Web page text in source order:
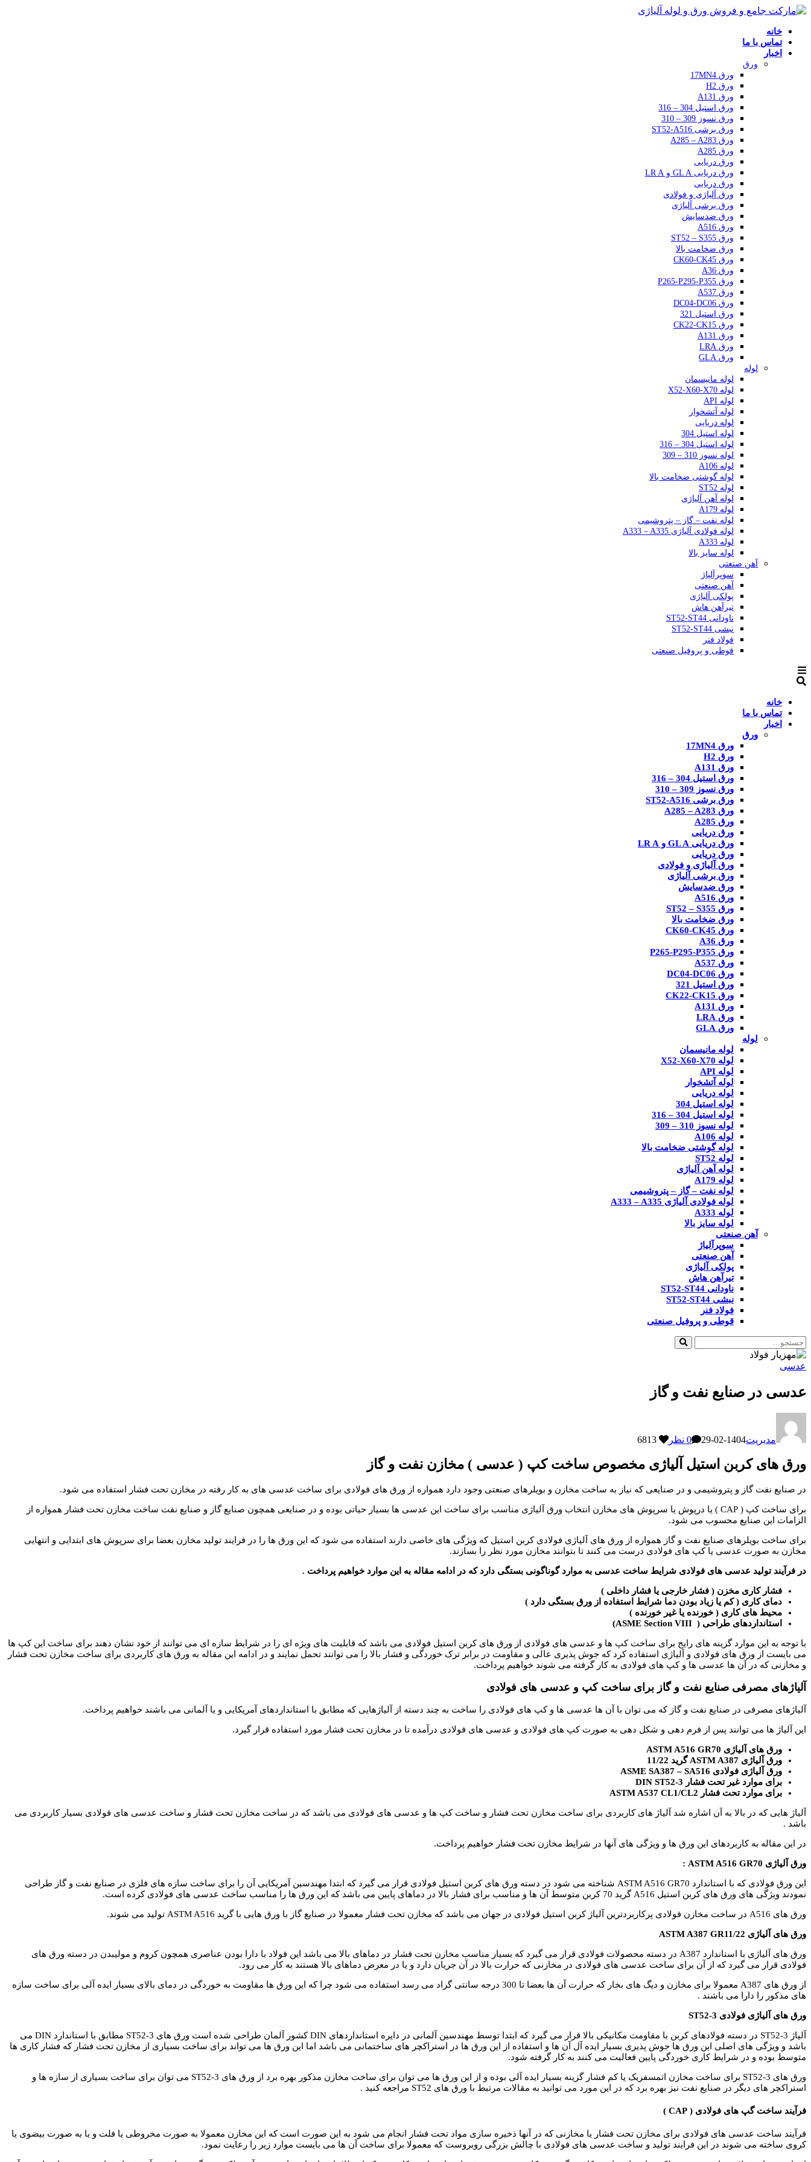
خانه
تماس با ما
اخبار
ورق
ورق 17MN4
ورق H2
ورق A131
ورق استیل 304 – 316
ورق نسوز 309 – 310
ورق برشی ST52-A516
ورق A285 – A283
ورق A285
ورق دریایی
ورق دریایی GL A و LR A
ورق دریایی
ورق آلیاژی و فولادی
ورق برشی آلیاژی
ورق ضدسایش
ورق A516
ورق ST52 – S355
ورق ضخامت بالا
ورق CK60-CK45
ورق A36
ورق P265-P295-P355
ورق A537
ورق DC04-DC06
ورق استیل 321
ورق CK22-CK15
ورق A131
ورق LRA
ورق GLA
لوله
لوله مانیسمان
لوله X52-X60-X70
لوله API
لوله آتشخوار
لوله دریایی
لوله استیل 304
لوله استیل 304 – 316
لوله نسوز 310 – 309
لوله A106
لوله گوشتی ضخامت بالا
لوله ST52
لوله آهن آلیاژی
لوله A179
لوله نفت – گاز – پتروشیمی
لوله فولادی آلیاژی A333 – A335
لوله A333
لوله سایز بالا
آهن صنعتی
سوپرآلیاژ
آهن صنعتی
پولکی آلیاژی
تیرآهن هاش
ناودانی ST52-ST44
نبشی ST52-ST44
فولاد فنر
قوطی و پروفیل صنعتی
خانه
تماس با ما
اخبار
ورق
ورق 17MN4
ورق H2
ورق A131
ورق استیل 304 – 316
ورق نسوز 309 – 310
ورق برشی ST52-A516
ورق A285 – A283
ورق A285
ورق دریایی
ورق دریایی GL A و LR A
ورق دریایی
ورق آلیاژی و فولادی
ورق برشی آلیاژی
ورق ضدسایش
ورق A516
ورق ST52 – S355
ورق ضخامت بالا
ورق CK60-CK45
ورق A36
ورق P265-P295-P355
ورق A537
ورق DC04-DC06
ورق استیل 321
ورق CK22-CK15
ورق A131
ورق LRA
ورق GLA
لوله
لوله مانیسمان
لوله X52-X60-X70
لوله API
لوله آتشخوار
لوله دریایی
لوله استیل 304
لوله استیل 304 – 316
لوله نسوز 310 – 309
لوله A106
لوله گوشتی ضخامت بالا
لوله ST52
لوله آهن آلیاژی
لوله A179
لوله نفت – گاز – پتروشیمی
لوله فولادی آلیاژی A333 – A335
لوله A333
لوله سایز بالا
آهن صنعتی
سوپرآلیاژ
آهن صنعتی
پولکی آلیاژی
تیرآهن هاش
ناودانی ST52-ST44
نبشی ST52-ST44
فولاد فنر
قوطی و پروفیل صنعتی
عدسی
عدسی در صنایع نفت و گاز
مدیریت1404-02-29 0 نظر
ورق های کربن استیل آلیاژی مخصوص ساخت کپ ( عدسی ) مخازن نفت و گاز
در صنایع نفت گاز و پتروشیمی و در صنایعی که نیاز به ساخت مخازن و بویلرهای صنعتی وجود دارد همواره از ورق های فولادی برای ساخت عدسی های به کار رفته در مخازن تحت فشار استفاده می شود.
برای ساخت کپ ( CAP ) یا درپوش یا سرپوش های مخازن انتخاب ورق آلیاژی مناسب برای ساخت این عدسی ها بسیار حیاتی بوده و در صنایعی همچون صنایع گاز و صنایع نفت ساخت مخازن تحت فشار همواره از
الزامات این صنایع محسوب می شود.
برای ساخت بویلرهای صنایع نفت و گاز همواره از ورق های آلیاژی فولادی کربن استیل که ویژگی های خاصی دارند استفاده می شود که این ورق ها را در فرایند تولید مخازن بعضا برای سرپوش های ابتدایی و انتهایی
مخازن به صورت عدسی یا کپ های فولادی درست می کنند تا بتوانند مخازن مورد نظر را بسازند.
در فرآیند تولید عدسی های فولادی شرایط ساخت عدسی به موارد گوناگونی بستگی دارد که در ادامه مقاله به این موارد خواهیم پرداخت .
فشار کاری مخزن ( فشار خارجی یا فشار داخلی )
دمای کاری ( کم یا زیاد بودن دما شرایط استفاده از ورق بستگی دارد )
محیط های کاری ( خورنده یا غیر خورنده )
استانداردهای طراحی ( ASME Section VIII)
با توجه به این موارد گزینه های رایج برای ساخت کپ ها و عدسی های فولادی از ورق های کربن استیل فولادی می باشد که قابلیت های ویژه ای را در شرایط سازه ای می توانند از خود نشان دهند برای ساخت این کپ ها
می بایست از ورق های فولادی و آلیاژی استفاده کرد که جوش پذیری عالی و مقاومت در برابر ترک خوردگی و فشار بالا را می توانند تحمل نمایند و در ادامه این مقاله به ورق های کاربردی برای ساخت مخازن تحت فشار
و مخازنی که در آن ها عدسی ها و کپ های فولادی به کار گرفته می شوند خواهیم پرداخت.
آلیاژهای مصرفی صنایع نفت و گاز برای ساخت کپ و عدسی های فولادی
آلیاژهای مصرفی در صنایع نفت و گاز که می توان با آن ها عدسی ها و کپ های فولادی را ساخت به چند دسته از آلیاژهایی که مطابق با استانداردهای آمریکایی و یا آلمانی می باشند خواهیم پرداخت.
این آلیاژ ها می توانند پس از فرم دهی و شکل دهی به صورت کپ های فولادی و عدسی های فولادی درآمده تا در مخازن تحت فشار مورد استفاده قرار گیرد.
ورق های آلیاژی ASTM A516 GR70
ورق آلیاژی ASTM A387 گرید 11/22
ورق آلیاژی فولادی ASME SA387 – SA516
برای موارد غیر تحت فشار DIN ST52-3
برای موارد تحت فشار ASTM A537 CL1/CL2
آلیاژ هایی که در بالا به آن اشاره شد آلیاژ های کاربردی برای ساخت مخازن تحت فشار و ساخت کپ ها و عدسی های فولادی می باشد که در ساخت مخازن تحت فشار و ساخت عدسی های فولادی بسیار کاربردی می
باشد .
در این مقاله به کاربردهای این ورق ها و ویژگی های آنها در شرایط مخازن تحت فشار خواهیم پرداخت.
ورق آلیاژی ASTM A516 GR70 :
این ورق فولادی که با استاندارد ASTM A516 GR70 شناخته می شود در دسته ورق های کربن استیل فولادی قرار می گیرد که ابتدا مهندسین آمریکایی آن را برای ساخت سازه های فلزی در صنایع نفت و گاز طراحی
نمودند ویژگی های ورق های کربن استیل A516 گرید 70 کربن متوسط آن ها و مناسب برای فشار بالا در دماهای پایین می باشد که این ورق ها را مناسب ساخت عدسی های فولادی کرده است.
ورق های A516 در ساخت مخازن فولادی پرکاربردترین آلیاژ کربن استیل فولادی در جهان می باشد که مخازن تحت فشار معمولا در صنایع گاز با ورق هایی با گرید ASTM A516 تولید می شوند.
ورق های آلیاژی ASTM A387 GR11/22
ورق های آلیاژی با استاندارد A387 در دسته محصولات فولادی قرار می گیرد که بسیار مناسب مخازن تحت فشار در دماهای بالا می باشد این فولاد با دارا بودن عناصری همچون کروم و مولیبدن در دسته ورق های
فولادی قرار می گیرد که از آن برای ساخت عدسی های فولادی در مخازنی که حرارت بالا در آن جریان دارد و یا در معرض دماهای بالا هستند به کار می رود.
از ورق های A387 معمولا برای مخازن و دیگ های بخار که حرارت آن ها بعضا تا 300 درجه سانتی گراد می رسد استفاده می شود چرا که این ورق ها مقاومت به خوردگی در دمای بالای بسیار ایده آلی برای ساخت سازه
های مذکور را دارا می باشند .
ورق های آلیاژی فولادی ST52-3
آلیاژ ST52-3 در دسته فولادهای کربن با مقاومت مکانیکی بالا قرار می گیرد که ابتدا توسط مهندسین آلمانی در دایره استانداردهای DIN کشور آلمان طراحی شده است ورق های ST52-3 مطابق با استاندارد DIN می
باشد و ویژگی های اصلی این ورق ها جوش پذیری بسیار ایده آل آن ها و استفاده از این ورق ها در استراکچر های ساختمانی می باشد اما این ورق ها می تواند برای ساخت بسیاری از مخازن تحت فشار که فشار کاری ها
متوسط بوده و در شرایط کاری خوردگی پایین فعالیت می کنند به کار گرفته شود.
ورق های ST52-3 برای ساخت مخازن اتمسفریک یا کم فشار گزینه بسیار ایده آلی بوده و از این ورق ها می توان برای ساخت مخازن مذکور بهره برد از ورق های ST52-3 می توان برای ساخت بسیاری از سازه ها و
استراکچر های دیگر در صنایع نفت نیز بهره برد که در این مورد می توانید به مقالات مرتبط با ورق های ST52 مراجعه کنید .
فرآیند ساخت گپ های فولادی ( CAP )
فرآیند ساخت عدسی های فولادی برای مخازن تحت فشار یا مخازنی که در آنها ذخیره سازی مواد تحت فشار انجام می شود به این صورت است که این مخازن معمولا به صورت مخروطی یا فلت و یا به صورت بیضوی یا
کروی ساخته می شوند در این فرایند تولید و ساخت عدسی های فولادی با چالش بزرگی روبروست که معمولا برای ساخت آن ها می بایست موارد زیر را رعایت نمود.